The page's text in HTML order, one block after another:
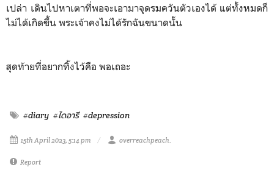
เปล่า เดินไปหาเตาที่พอจะเอามาจุดรมควันตัวเองได้ แต่ทั้งหมดก็
ไม่ได้เกิดขึ้น พระเจ้าคงไม่ได้รักฉันขนาดนั้น
สุดท้ายที่อยากทิ้งไว้คือ พอเถอะ
#diary #ไดอารี #depression
15th April 2023, 5:14 pm overreachpeach.
Report